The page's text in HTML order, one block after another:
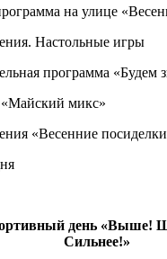
на улице
Настольные игры
программа «Будем
микс»
«Весенние
день «Выше!
Сильнее!»